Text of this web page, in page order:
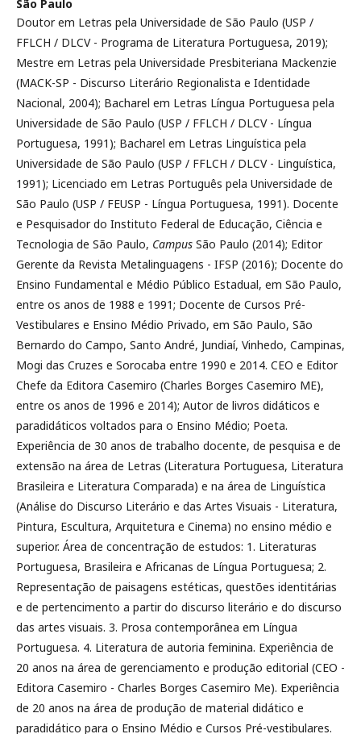
São Paulo
Doutor em Letras pela Universidade de São Paulo (USP /
FFLCH / DLCV - Programa de Literatura Portuguesa, 2019);
Mestre em Letras pela Universidade Presbiteriana Mackenzie
(MACK-SP - Discurso Literário Regionalista e Identidade
Nacional, 2004); Bacharel em Letras Língua Portuguesa pela
Universidade de São Paulo (USP / FFLCH / DLCV - Língua
Portuguesa, 1991); Bacharel em Letras Linguística pela
Universidade de São Paulo (USP / FFLCH / DLCV - Linguística,
1991); Licenciado em Letras Português pela Universidade de
São Paulo (USP / FEUSP - Língua Portuguesa, 1991). Docente
e Pesquisador do Instituto Federal de Educação, Ciência e
Tecnologia de São Paulo, Campus São Paulo (2014); Editor
Gerente da Revista Metalinguagens - IFSP (2016); Docente do
Ensino Fundamental e Médio Público Estadual, em São Paulo,
entre os anos de 1988 e 1991; Docente de Cursos Pré-
Vestibulares e Ensino Médio Privado, em São Paulo, São
Bernardo do Campo, Santo André, Jundiaí, Vinhedo, Campinas,
Mogi das Cruzes e Sorocaba entre 1990 e 2014. CEO e Editor
Chefe da Editora Casemiro (Charles Borges Casemiro ME),
entre os anos de 1996 e 2014); Autor de livros didáticos e
paradidáticos voltados para o Ensino Médio; Poeta.
Experiência de 30 anos de trabalho docente, de pesquisa e de
extensão na área de Letras (Literatura Portuguesa, Literatura
Brasileira e Literatura Comparada) e na área de Linguística
(Análise do Discurso Literário e das Artes Visuais - Literatura,
Pintura, Escultura, Arquitetura e Cinema) no ensino médio e
superior. Área de concentração de estudos: 1. Literaturas
Portuguesa, Brasileira e Africanas de Língua Portuguesa; 2.
Representação de paisagens estéticas, questões identitárias
e de pertencimento a partir do discurso literário e do discurso
das artes visuais. 3. Prosa contemporânea em Língua
Portuguesa. 4. Literatura de autoria feminina. Experiência de
20 anos na área de gerenciamento e produção editorial (CEO -
Editora Casemiro - Charles Borges Casemiro Me). Experiência
de 20 anos na área de produção de material didático e
paradidático para o Ensino Médio e Cursos Pré-vestibulares.